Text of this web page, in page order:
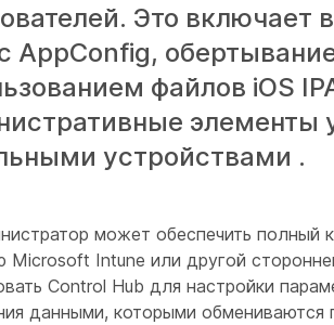
Это включает
AppConfig,
файлов iOS
элементы
устройствами .
может обеспечить полный
Intune или другой
Control Hub для настройки
данными, которыми обмениваются